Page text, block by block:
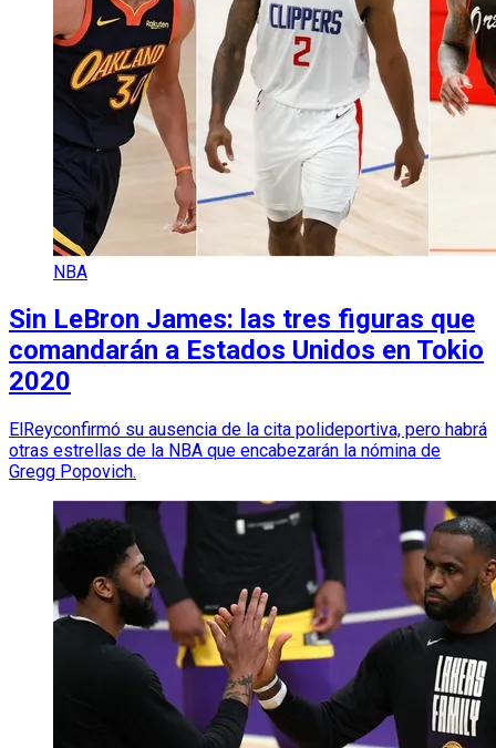
NBA
Sin LeBron James: las tres figuras que
comandarán a Estados Unidos en Tokio
2020
ElReyconfirmó su ausencia de la cita polideportiva, pero habrá
otras estrellas de la NBA que encabezarán la nómina de
Gregg Popovich.